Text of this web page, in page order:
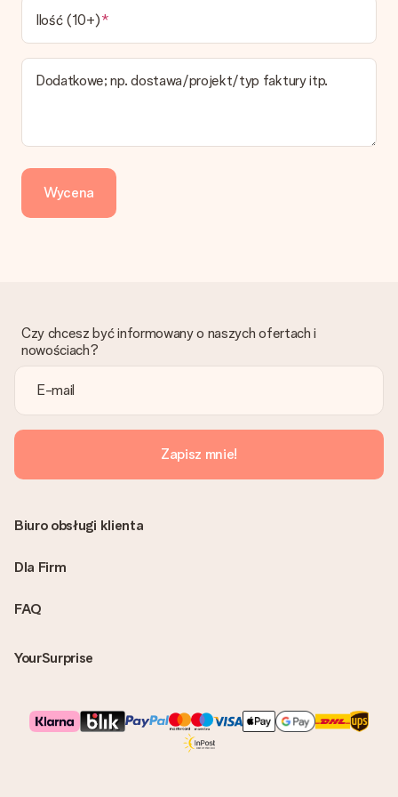
W koszyku zamówień mamy kilka opcji dostawy. Termin
pokazany na stronie produktu odnosi się do najtańszej i
najwolniejszej formy wysyłki.
Zapłata
Dotpay, karta kredytowa, lub przelew bankowy. W przypadku
dni przedłużenia dostawy - kwota musi zostać zaksięgowana,
aby zamówienie trafiło do produkcji. Robiąc przelew, należy
wybrać Przelew Krajowy Europejski.
Czy faktura jest wysyłana razem z zamówieniem?
Żaden rachunek lub faktura nie jest wysyłany z zamówieniem.
Możesz ją również znaleźć na koncie MySurprise. Dzięki temu
możesz wysłać prezent bezpośrednio do odbiorcy, co będzie
prawdziwą niespodzianką!
Ilość (10+)
Dodatkowe; np. dostawa/projekt/typ faktury itp.
Wycena
Czy chcesz być informowany o naszych ofertach i
nowościach?
Zapisz mnie!
FAQ
YourSurprise
Biuro obsługi klienta
Dla Firm